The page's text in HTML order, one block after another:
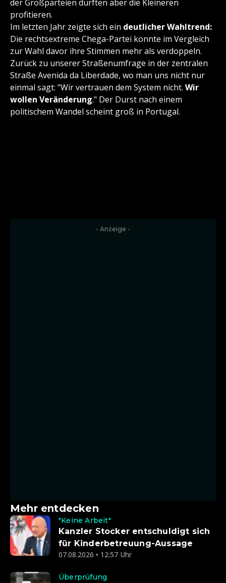
der Großparteien dürften aber die Kleineren
profitieren.
Im letzten Jahr zeigte sich ein deutlicher Wahltrend:
Die rechtsextreme Chega-Partei konnte im Vergleich
zur Wahl davor ihre Stimmen mehr als verdoppeln.
Zurück zu unserer Straßenumfrage in der zentralen
Straße Avenida da Liberdade, wo man uns nicht nur
einmal sagt: "Wir vertrauen dem System nicht. Wir
wollen Veränderung." Der Durst nach einem
politischem Wandel scheint groß in Portugal.
- Anzeige -
Mehr entdecken
"Keine Arbeit"
Kanzler Stocker entschuldigt sich
für Kinderbetreuung-Aussage
07.08.2026 • 12:57 Uhr
Überprüfung